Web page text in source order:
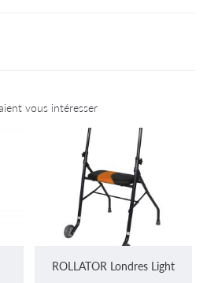
INSCRIPTION
vous intéresser
ROLLATOR Londres Light